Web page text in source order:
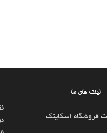
لینک های ما
فروشگاه اسکایتک